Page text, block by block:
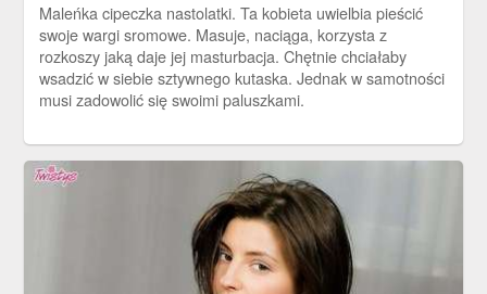
Maleńka cipeczka nastolatki. Ta kobieta uwielbia pieścić
swoje wargi sromowe. Masuje, naciąga, korzysta z
rozkoszy jaką daje jej masturbacja. Chętnie chciałaby
wsadzić w siebie sztywnego kutaska. Jednak w samotności
musi zadowolić się swoimi paluszkami.